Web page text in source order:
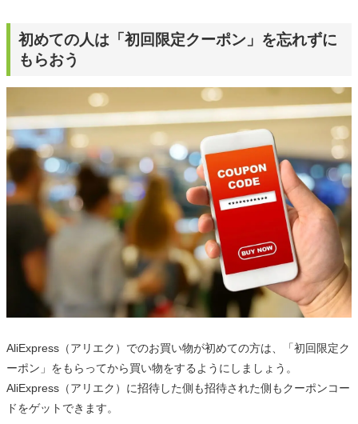
初めての人は「初回限定クーポン」を忘れずに
もらおう
AliExpress（アリエク）でのお買い物が初めての方は、「初回限定ク
ーポン」をもらってから買い物をするようにしましょう。
AliExpress（アリエク）に招待した側も招待された側もクーポンコー
ドをゲットできます。